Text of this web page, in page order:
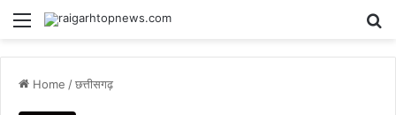
Menu
Home /छत्तीसगढ़